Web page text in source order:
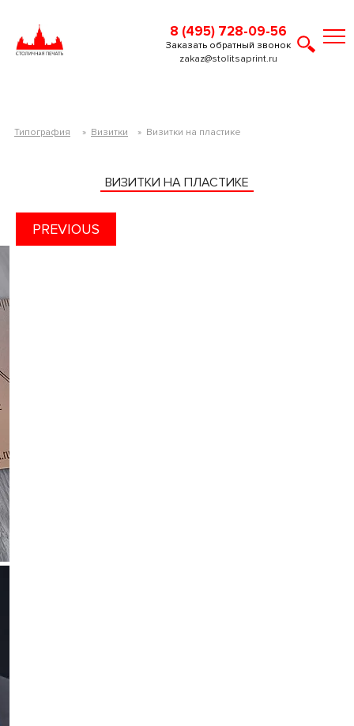
8 (495) 728-09-56
zakaz@stolitsaprint.ru
Заказать обратный звонок
Типография » Визитки » Визитки на пластике
ВИЗИТКИ НА ПЛАСТИКЕ
PREVIOUS